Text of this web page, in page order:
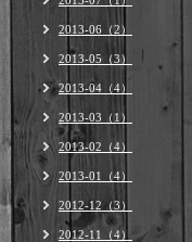
2013-06（2）
2013-05（3）
2013-04（4）
2013-03（1）
2013-02（4）
2013-01（4）
2012-12（3）
2012-11（4）